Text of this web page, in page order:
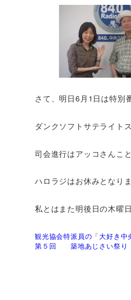
さて、明日6月1日は特別
ダンクソフトサテライト
司会進行はアッコさんこ
ハロラジはお休みとなりま
私とはまた明後日の木曜
観光協会特派員の「大好き中
第５回 築地あじさい祭り